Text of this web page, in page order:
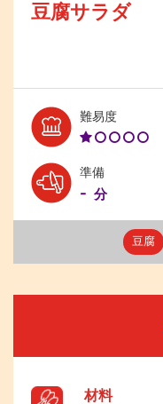
豆腐サラダ
難易度Level:
準備
- 分
豆腐
材料